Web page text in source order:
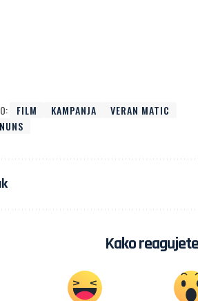
FILM KAMPANJA
VERAN MATIC
NUNS
Kako